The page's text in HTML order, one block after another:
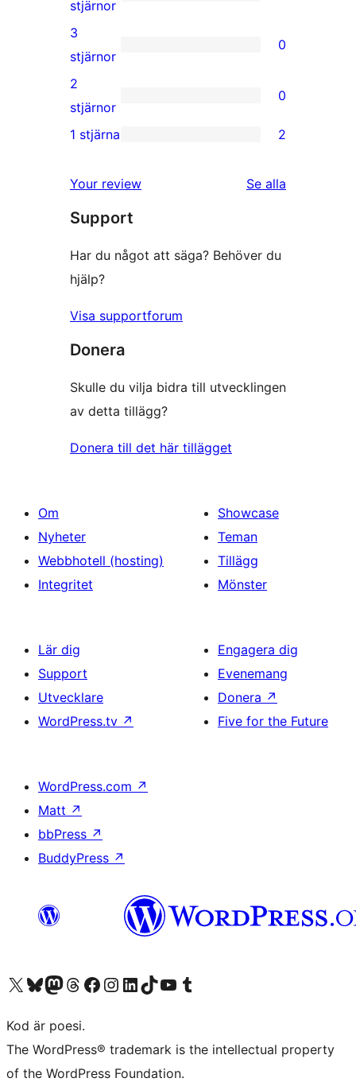
recensioner
1
4-
stjärnig
recension
stjärnor
0
3-
stjärniga
recensioner
3
stjärnor
0
0
2-
recensioner
2
stjärnor
0
stjärniga
recensioner
1 stjärna 2
Your review Se alla
Support
Har du något att säga? Behöver du
hjälp?
Visa supportforum
Donera
Skulle du vilja bidra till utvecklingen
av detta tillägg?
Donera till det här tillägget
Om
Nyheter
Webbhotell (hosting)
Integritet
Showcase
Teman
Tillägg
Mönster
Lär dig
Support
Utvecklare
WordPress.tv ↗
Engagera dig
Evenemang
Donera ↗
Five for the Future
WordPress.com ↗
Matt ↗
bbPress ↗
BuddyPress ↗
Besök vår X-konto (f.d. Twitter)
Besök vårt Bluesky-konto
Besök vårt Mastodon-konto
Besök vårt Thread-konto
Besök vår Facebook-sidaBesök vårt Instagram-konto
Besök vårt LinkedIn-konto
Besök vårt TikTok-konto
Besök vår YouTube-kanalBesök vårt Tumblr-konto
Kod är poesi.
The WordPress® trademark is the intellectual property
of the WordPress Foundation.